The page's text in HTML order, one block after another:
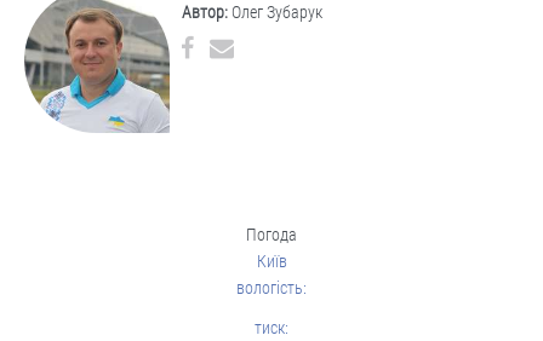
Автор: Олег Зубарук
Погода
Київ
вологість:
тиск: